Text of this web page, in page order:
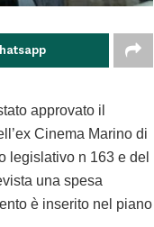
approvato il
Cinema Marino di
legislativo n 163 e del
una spesa
è inserito nel piano